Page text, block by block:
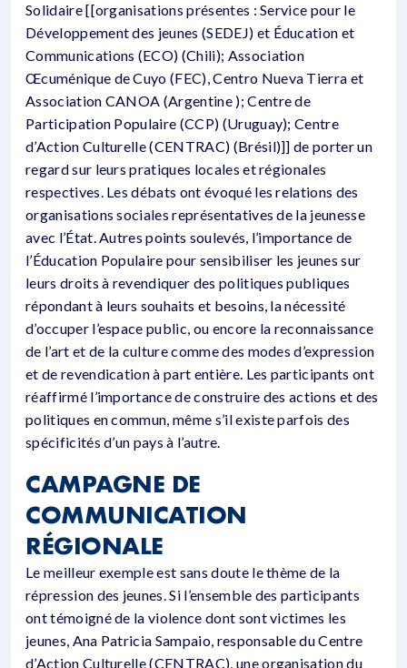
Solidaire [[organisations présentes : Service pour le
Développement des jeunes (SEDEJ) et Éducation et
Communications (ECO) (Chili); Association
Œcuménique de Cuyo (FEC), Centro Nueva Tierra et
Association CANOA (Argentine ); Centre de
Participation Populaire (CCP) (Uruguay); Centre
d’Action Culturelle (CENTRAC) (Brésil)]] de porter un
regard sur leurs pratiques locales et régionales
respectives. Les débats ont évoqué les relations des
organisations sociales représentatives de la jeunesse
avec l’État. Autres points soulevés, l’importance de
l’Éducation Populaire pour sensibiliser les jeunes sur
leurs droits à revendiquer des politiques publiques
répondant à leurs souhaits et besoins, la nécessité
d’occuper l’espace public, ou encore la reconnaissance
de l’art et de la culture comme des modes d’expression
et de revendication à part entière. Les participants ont
réaffirmé l’importance de construire des actions et des
politiques en commun, même s’il existe parfois des
spécificités d’un pays à l’autre.
CAMPAGNE DE
COMMUNICATION
RÉGIONALE
Le meilleur exemple est sans doute le thème de la
répression des jeunes. Si l’ensemble des participants
ont témoigné de la violence dont sont victimes les
jeunes, Ana Patricia Sampaio, responsable du Centre
d’Action Culturelle (CENTRAC), une organisation du